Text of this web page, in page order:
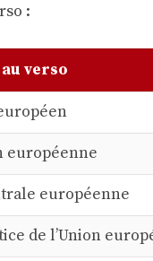
:
verso
européenne
européenne
de l’Union